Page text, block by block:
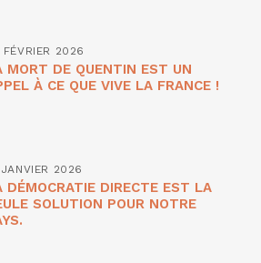
FÉVRIER 2026
MORT DE QUENTIN EST UN
À CE QUE VIVE LA FRANCE !
2026
DÉMOCRATIE DIRECTE EST LA
SOLUTION POUR NOTRE